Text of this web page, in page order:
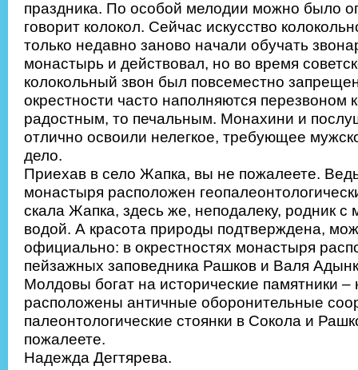
праздника. По особой мелодии можно было
говорит колокол. Сейчас искусство
только недавно заново начали обучать
монастырь и действовал, но во время
колокольный звон был повсеместно
окрестности часто наполняются перезвоном
радостным, то печальным. Монахини и
отлично освоили нелегкое, требующее
дело.
Приехав в село Жапка, вы не пожалеете.
монастыря расположен
скала Жапка, здесь же, неподалеку, родник с
водой. А красота природы подтверждена,
официально: в окрестностях монастыря
пейзажных заповедника Рашков и Валя
Молдовы богат на исторические памятники –
расположены античные оборонительные
палеонтологические стоянки в Сокола и
пожалеете.
Надежда Дегтярева.